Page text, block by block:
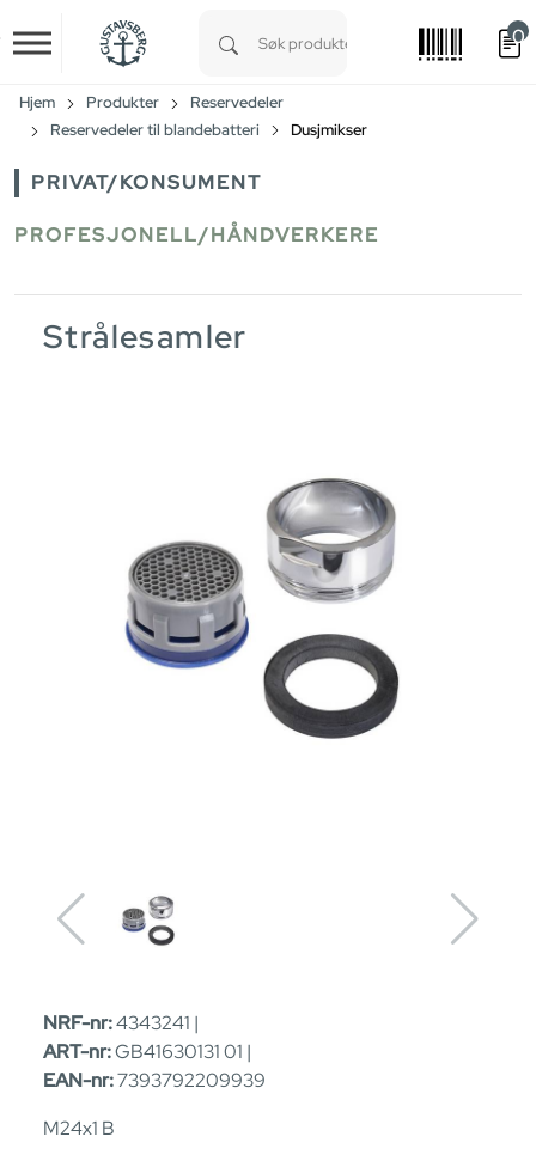
Skip to main content
0
Hjem Produkter
Reservedeler
Reservedeler til blandebatteri
Dusjmikser
PRIVAT/KONSUMENT
PROFESJONELL/HÅNDVERKERE
Strålesamler
NRF-nr:4343241 |
ART-nr:GB41630131 01 |
EAN-nr:7393792209939
M24x1 B